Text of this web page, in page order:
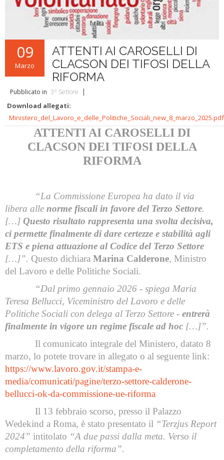
09
Marzo
ATTENTI AI CAROSELLI DI
CLACSON DEI TIFOSI DELLA
RIFORMA
Pubblicato in 3° Settore
Download allegati:
Ministero_del_Lavoro_e_delle_Politiche_Sociali_new_8_marzo_2025.pdf
ATTENTI AI CAROSELLI DI
CLACSON DEI TIFOSI DELLA
RIFORMA
“La Commissione Europea ha dato il via
libera alle norme fiscali in favore del Terzo Settore.
[…] Questo risultato rappresenta una svolta decisiva,
ci permette finalmente di dare certezze e stabilità agli
ETS e piena attuazione al Codice del Terzo Settore
[…]”. Questo dichiara Marina Calderone, Ministro
del Lavoro e delle Politiche Sociali.
“Dal primo gennaio 2026 - spiega Maria
Teresa Bellucci, Viceministro del Lavoro e delle
Politiche Sociali con delega al Terzo Settore - entrerà
finalmente in vigore un regime fiscale ad hoc […]”.
Il comunicato integrale del Ministero, datato 8
marzo, lo potete trovare in allegato o al seguente link:
https://www.lavoro.gov.it/stampa-e-
media/comunicati/pagine/terzo-settore-calderone-
bellucci-ok-da-commissione-ue-riforma
Il 13 febbraio scorso, presso il Palazzo
Wedekind a Roma, è stato presentato il “Terzjus Report
2024” intitolato “A due passi dalla meta. Verso il
completamento della riforma”.
Legislativa
Didattica
Brani d'obbligo 2008
Linee guida letteratura bandistica
RISORSE PER I COMPOSITORI
Brani da concorso